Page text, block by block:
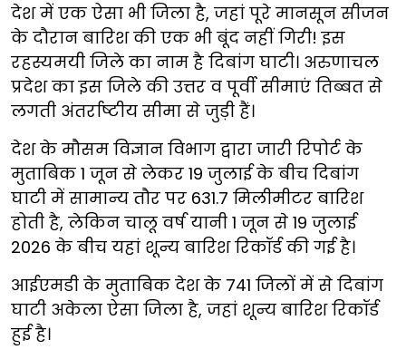
देश में एक ऐसा भी जिला है, जहां पूरे मानसून सीजन
के दौरान बारिश की एक भी बूंद नहीं गिरी! इस
रहस्यमयी जिले का नाम है दिबांग घाटी। अरुणाचल
प्रदेश का इस जिले की उत्तर व पूर्वी सीमाएं तिब्बत से
लगती अंतर्राष्टीय सीमा से जुड़ी हैं।
देश के मौसम विज्ञान विभाग द्वारा जारी रिपोर्ट के
मुताबिक 1 जून से लेकर 19 जुलाई के बीच दिबांग
घाटी में सामान्य तौर पर 631.7 मिलीमीटर बारिश
होती है, लेकिन चालू वर्ष यानी 1 जून से 19 जुलाई
2026 के बीच यहां शून्य बारिश रिकॉर्ड की गई है।
आईएमडी के मुताबिक देश के 741 जिलों में से दिबांग
घाटी अकेला ऐसा जिला है, जहां शून्य बारिश रिकॉर्ड
हुई है।